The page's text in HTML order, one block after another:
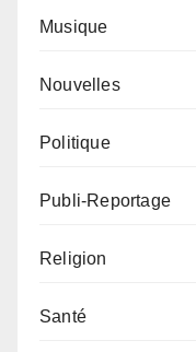
Musique
Nouvelles
Politique
Publi-Reportage
Religion
Santé